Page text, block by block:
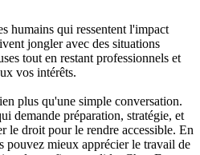
humains qui ressentent l'impact
jongler avec des situations
tout en restant professionnels et
vos intérêts.
plus qu'une simple conversation.
demande préparation, stratégie, et
le droit pour le rendre accessible. En
pouvez mieux apprécier le travail de